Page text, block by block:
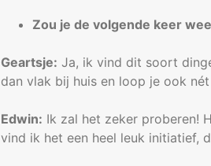
Zou je de volgende keer
Geartsje: Ja, ik vind dit soort
dan vlak bij huis en loop je ook
Edwin: Ik zal het zeker proberen!
vind ik het een heel leuk initiatief,